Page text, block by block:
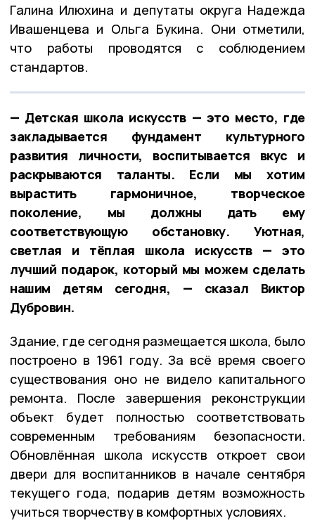
Галина Илюхина и депутаты округа Надежда
Ивашенцева и Ольга Букина. Они отметили,
что работы проводятся с соблюдением
стандартов.
— Детская школа искусств — это место, где
закладывается фундамент культурного
развития личности, воспитывается вкус и
раскрываются таланты. Если мы хотим
вырастить гармоничное, творческое
поколение, мы должны дать ему
соответствующую обстановку. Уютная,
светлая и тёплая школа искусств — это
лучший подарок, который мы можем сделать
нашим детям сегодня, — сказал Виктор
Дубровин.
Здание, где сегодня размещается школа, было
построено в 1961 году. За всё время своего
существования оно не видело капитального
ремонта. После завершения реконструкции
объект будет полностью соответствовать
современным требованиям безопасности.
Обновлённая школа искусств откроет свои
двери для воспитанников в начале сентября
текущего года, подарив детям возможность
учиться творчеству в комфортных условиях.